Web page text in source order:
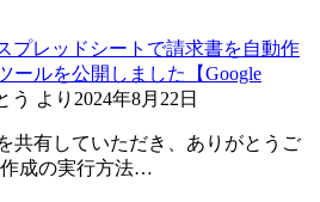
プレッドシートで請求書を自動作
ールを公開しました【Google
う より 2024年8月22日
共有していただき、ありがとうご
成の実行方法…